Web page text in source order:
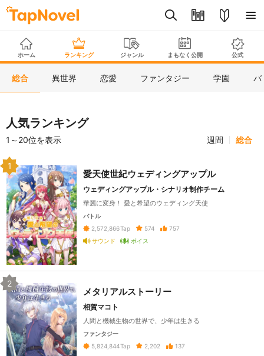
ホーム ランキング ジャンル まもなく公開 公式
総合 異世界 恋愛 ファンタジー 学園 バ
人気ランキング
1～20位を表示 週間 総合
1
愛天使世紀ウェディングアップル
ウェディングアップル・シナリオ制作チーム
華麗に変身！ 愛と希望のウェディング天使
バトル
2,572,866Tap 574
757
サウンド
ボイス
2
メタリアルストーリー
相賀マコト
人間と機械生物の世界で、少年は生きる
ファンタジー
5,824,844Tap 2,202 137